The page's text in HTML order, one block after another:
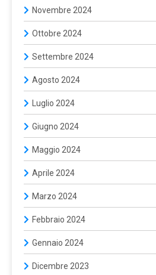
Novembre 2024
Ottobre 2024
Settembre 2024
Agosto 2024
Luglio 2024
Giugno 2024
Maggio 2024
Aprile 2024
Marzo 2024
Febbraio 2024
Gennaio 2024
Dicembre 2023